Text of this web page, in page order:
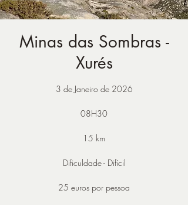
Minas das Sombras -
Xurés
3 de Janeiro de 2026
08H30
15 km
Dificuldade - Difícil
25 euros por pessoa